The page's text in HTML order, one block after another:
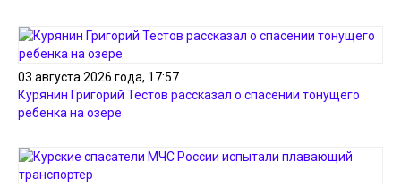
03 августа 2026 года, 17:57
Курянин Григорий Тестов рассказал о спасении тонущего
ребенка на озере